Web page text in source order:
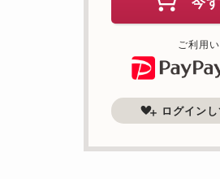
ご利用
ログイン